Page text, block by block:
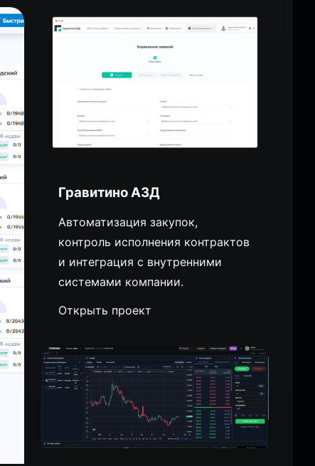
Гравитино АЗД
Автоматизация закупок,
контроль исполнения контрактов
и интеграция с внутренними
системами компании.
Открыть проект